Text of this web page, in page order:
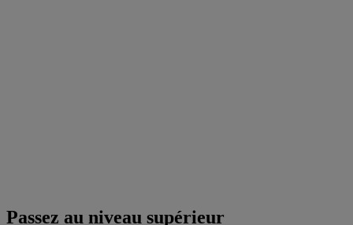
Passez au niveau supérieur